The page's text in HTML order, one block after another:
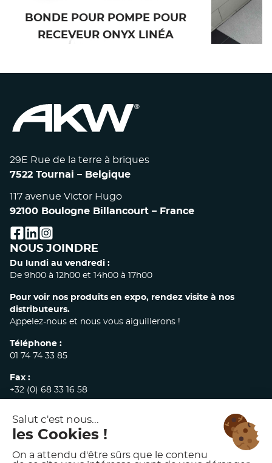
BONDE POUR POMPE POUR
RECEVEUR ONYX LINÉA
29E Rue de la terre à briques
7522 Tournai – Belgique
117 avenue Victor Hugo
92100 Boulogne Billancourt – France
facebook
linkedin
instagram
NOUS JOINDRE
Du lundi au vendredi :
De 9h00 à 12h00 et 14h00 à 17h00
Pour voir nos produits en expo, rendez visite à nos
distributeurs.
Appelez-nous et nous vous aiguillerons !
Téléphone :
01 74 74 33 85
Fax :
+32 (0) 68 33 16 58
commandes@akw-medicare.com